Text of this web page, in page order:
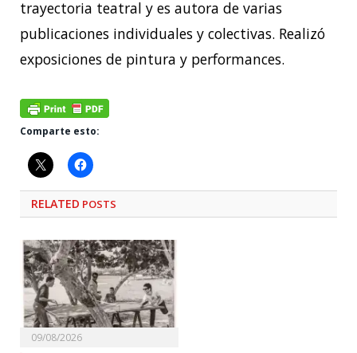
trayectoria teatral y es autora de varias
publicaciones individuales y colectivas. Realizó
exposiciones de pintura y performances.
Comparte esto:
RELATED POSTS
09/08/2026